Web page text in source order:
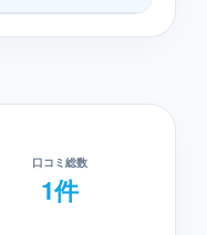
口コミ総数
1件